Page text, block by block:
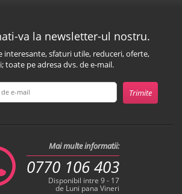
va la newsletter-ul nostru.
interesante, sfaturi utile, reduceri, oferte,
toate pe adresa dvs. de e-mail.
Mai multe informatii:
0770 106 403
Disponibil intre 9 - 17
de Luni pana Vineri